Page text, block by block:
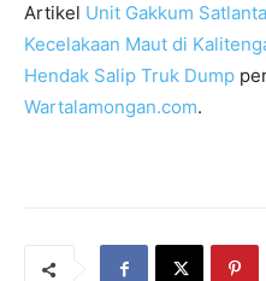
Artikel Unit Gakkum
Kecelakaan Maut di
Hendak Salip Truk Dump
Wartalamongan.com.